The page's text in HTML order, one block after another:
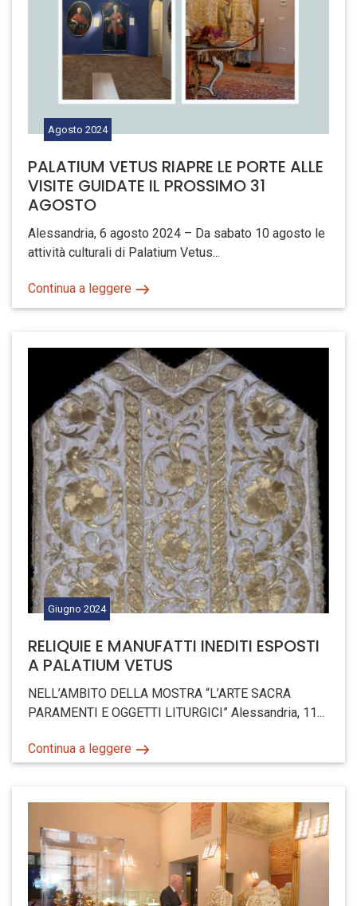
Agosto 2024
PALATIUM VETUS RIAPRE LE PORTE ALLE
VISITE GUIDATE IL PROSSIMO 31
AGOSTO
Alessandria, 6 agosto 2024 – Da sabato 10 agosto le
attività culturali di Palatium Vetus...
Continua a leggere
Giugno 2024
RELIQUIE E MANUFATTI INEDITI ESPOSTI
A PALATIUM VETUS
NELL’AMBITO DELLA MOSTRA “L’ARTE SACRA
PARAMENTI E OGGETTI LITURGICI” Alessandria, 11...
Continua a leggere